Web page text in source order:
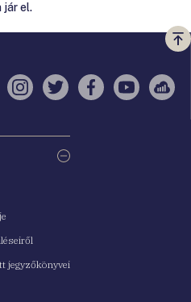
jár el.
a
Instagram
TwitterFacebook
YouTube
jegyzőkönyvei